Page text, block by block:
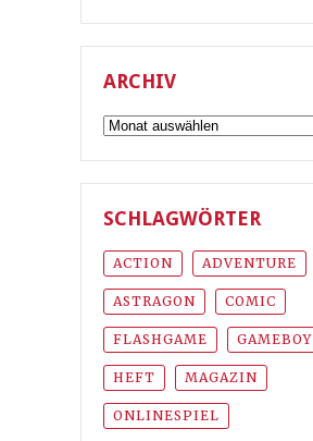
ARCHIV
Archiv
SCHLAGWÖRTER
ACTION ADVENTURE
ASTRAGON COMIC
FLASHGAME GAMEBOY
HEFT MAGAZIN
ONLINESPIEL